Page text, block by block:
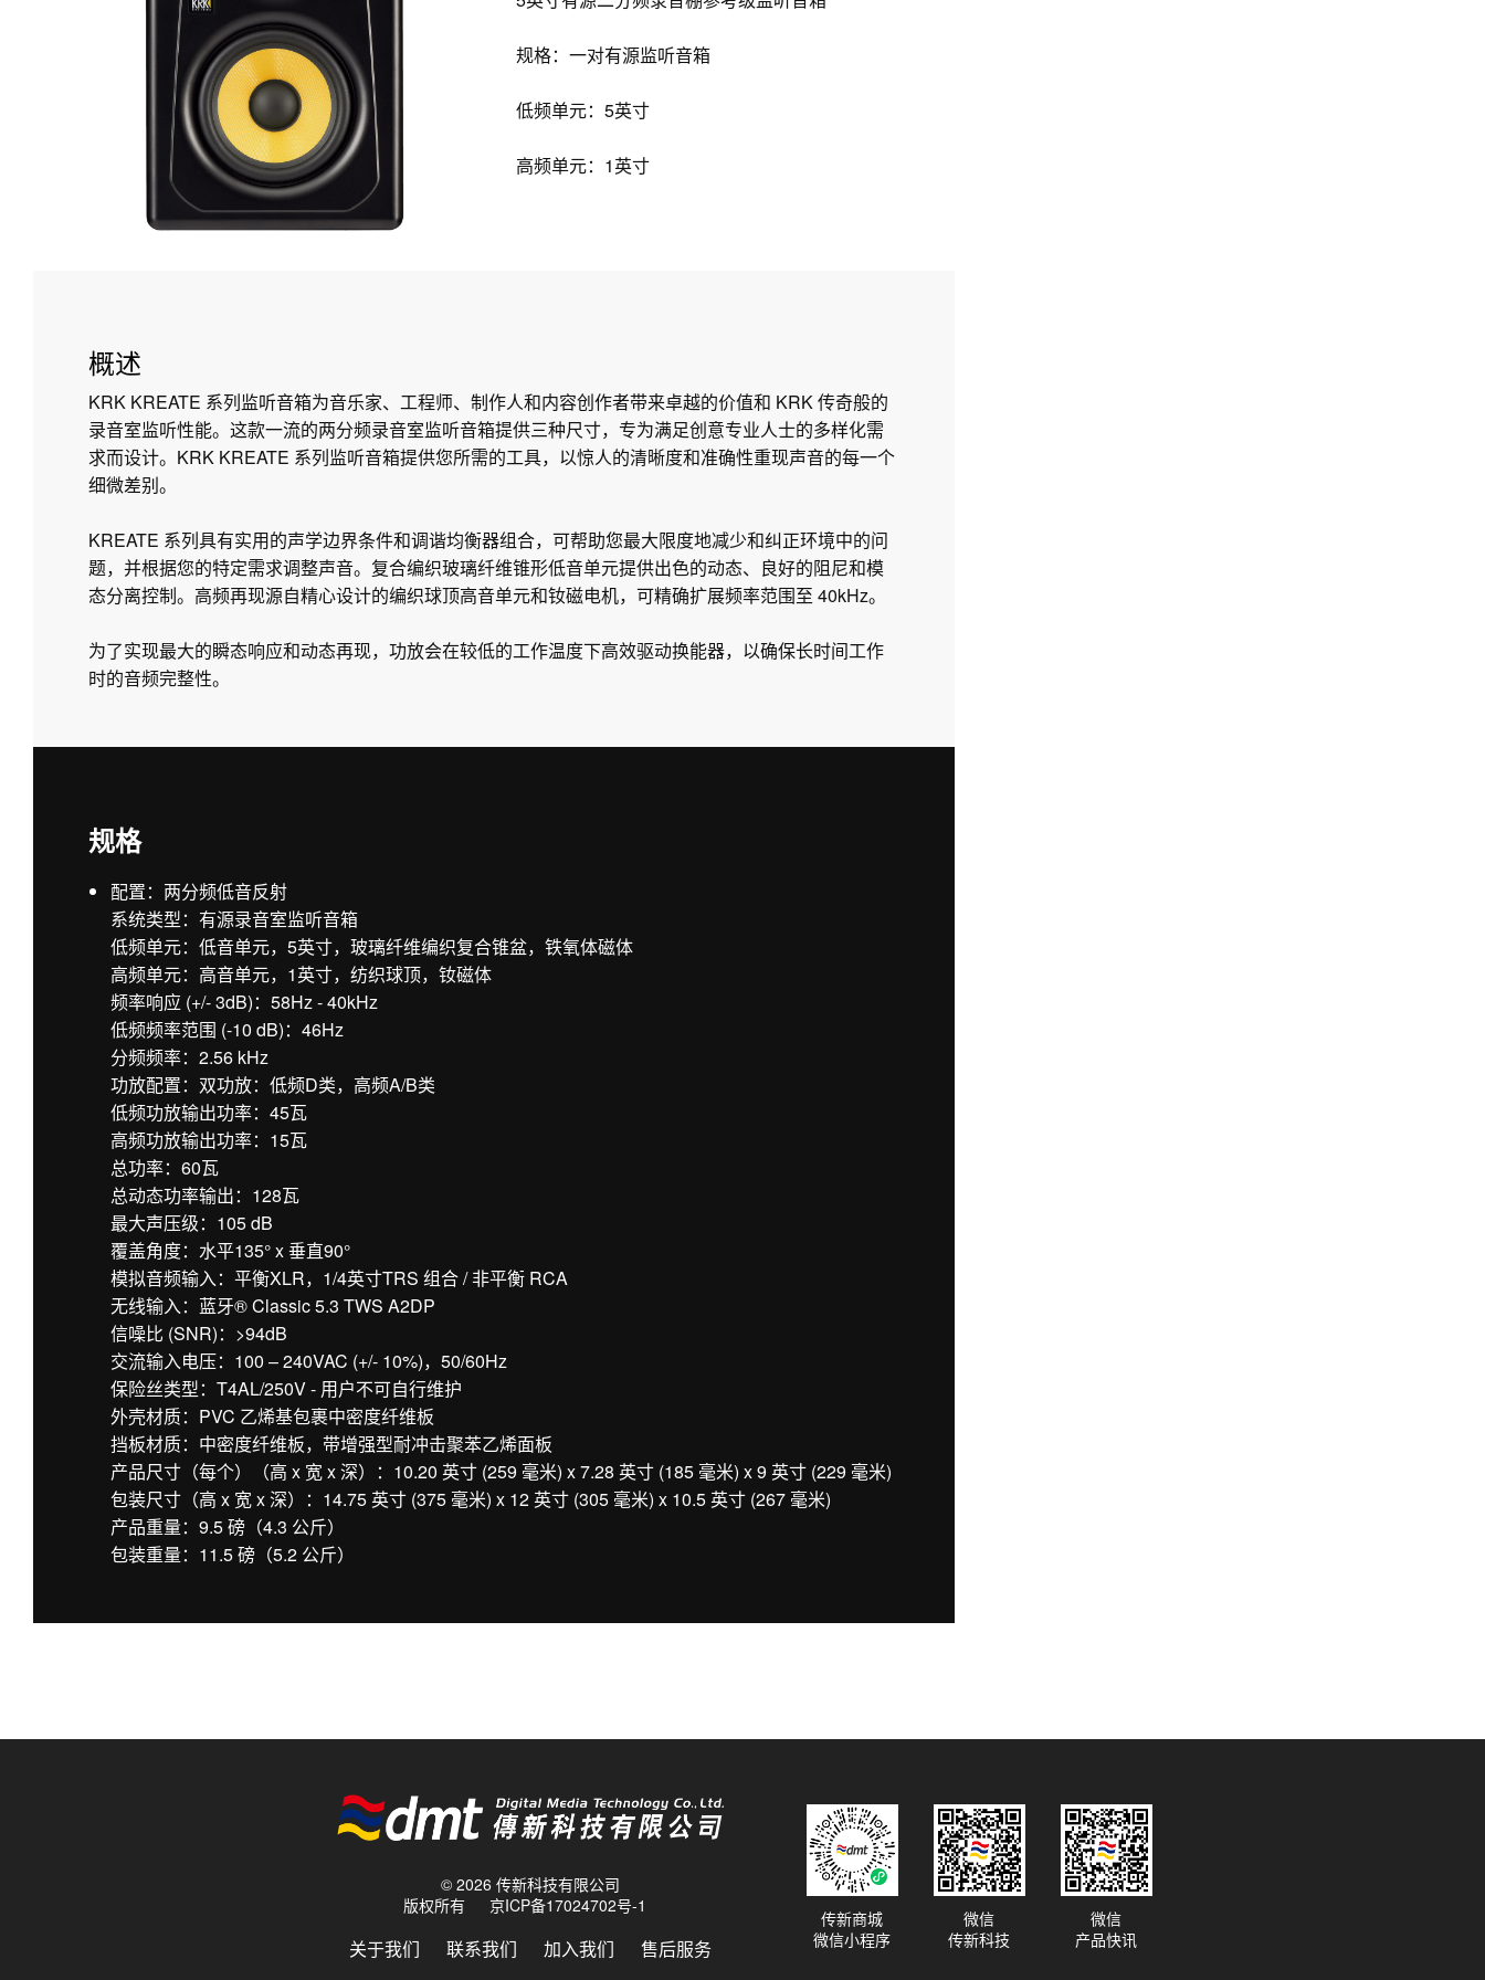
规格：一对有源监听音箱
低频单元：5英寸
高频单元：1英寸
概述
KRK KREATE 系列监听音箱为音乐家、工程师、制作人和内容创作者带来卓越的价值和 KRK 传奇般的
录音室监听性能。这款一流的两分频录音室监听音箱提供三种尺寸，专为满足创意专业人士的多样化需
求而设计。KRK KREATE 系列监听音箱提供您所需的工具，以惊人的清晰度和准确性重现声音的每一个
细微差别。
KREATE 系列具有实用的声学边界条件和调谐均衡器组合，可帮助您最大限度地减少和纠正环境中的问
题，并根据您的特定需求调整声音。复合编织玻璃纤维锥形低音单元提供出色的动态、良好的阻尼和模
态分离控制。高频再现源自精心设计的编织球顶高音单元和钕磁电机，可精确扩展频率范围至 40kHz。
为了实现最大的瞬态响应和动态再现，功放会在较低的工作温度下高效驱动换能器，以确保长时间工作
时的音频完整性。
规格
配置：两分频低音反射
系统类型：有源录音室监听音箱
低频单元：低音单元，5英寸，玻璃纤维编织复合锥盆，铁氧体磁体
高频单元：高音单元，1英寸，纺织球顶，钕磁体
频率响应 (+/- 3dB)：58Hz - 40kHz
低频频率范围 (-10 dB)：46Hz
分频频率：2.56 kHz
功放配置：双功放：低频D类，高频A/B类
低频功放输出功率：45瓦
高频功放输出功率：15瓦
总功率：60瓦
总动态功率输出：128瓦
最大声压级：105 dB
覆盖角度：水平135° x 垂直90°
模拟音频输入：平衡XLR，1/4英寸TRS 组合 / 非平衡 RCA
无线输入：蓝牙® Classic 5.3 TWS A2DP
信噪比 (SNR)：>94dB
交流输入电压：100 – 240VAC (+/- 10%)，50/60Hz
保险丝类型：T4AL/250V - 用户不可自行维护
外壳材质：PVC 乙烯基包裹中密度纤维板
挡板材质：中密度纤维板，带增强型耐冲击聚苯乙烯面板
产品尺寸（每个）（高 x 宽 x 深）：10.20 英寸 (259 毫米) x 7.28 英寸 (185 毫米) x 9 英寸 (229 毫米)
包装尺寸（高 x 宽 x 深）：14.75 英寸 (375 毫米) x 12 英寸 (305 毫米) x 10.5 英寸 (267 毫米)
产品重量：9.5 磅（4.3 公斤）
包装重量：11.5 磅（5.2 公斤）
© 2026 传新科技有限公司
版权所有
京ICP备17024702号-1
关于我们 联系我们 加入我们 售后服务
传新商城
微信小程序
微信
传新科技
微信
产品快讯